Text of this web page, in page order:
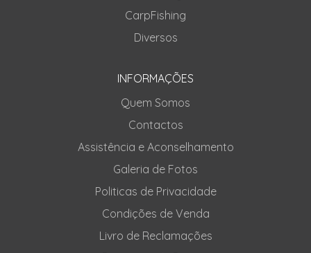
CarpFishing
Diversos
INFORMAÇÕES
Quem Somos
Contactos
Assistência e Aconselhamento
Galeria de Fotos
Politicas de Privacidade
Condições de Venda
Livro de Reclamações